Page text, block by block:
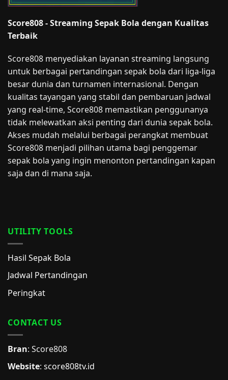
Score808 - Streaming Sepak Bola dengan Kualitas
Terbaik
Score808 menyediakan layanan streaming langsung
untuk berbagai pertandingan sepak bola dari liga-liga
besar dunia dan turnamen internasional. Dengan
kualitas tayangan yang stabil dan pembaruan jadwal
yang real-time, Score808 memastikan penggunanya
tidak melewatkan aksi penting dari dunia sepak bola.
Akses mudah melalui berbagai perangkat membuat
Score808 menjadi pilihan utama bagi penggemar
sepak bola yang ingin menonton pertandingan kapan
saja dan di mana saja.
UTILITY TOOLS
Hasil Sepak Bola
Jadwal Pertandingan
Peringkat
CONTACT US
Bran: Score808
Website: score808tv.id